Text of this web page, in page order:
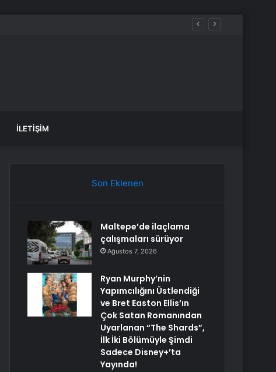
İLETIŞIM
Son Eklenen
Maltepe’de ilaçlama
çalışmaları sürüyor
Ağustos 7, 2026
Ryan Murphy’nin
Yapımcılığını Üstlendiği
ve Bret Easton Ellis’ın
Çok Satan Romanından
Uyarlanan “The Shards”,
İlk İki Bölümüyle Şimdi
Sadece Disney+’ta
Yayında!